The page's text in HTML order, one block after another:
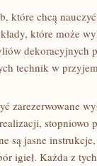
które chcą
które może
dekoracyjnych
technik w
zarezerwowane
stopniowo
są jasne
igieł. Każda z